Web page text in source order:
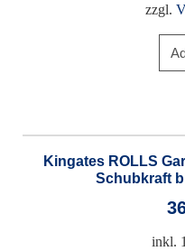
zzgl.
Kingates ROLLS
Schubkraft
inkl.